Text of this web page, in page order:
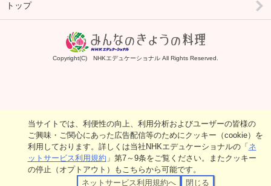
トップ
Copyright(C) NHKエデュケーショナル All Rights Reserved.
当サイトでは、利便性の向上、利用分析およびユーザーの皆様の
ご興味・ご関心にあった広告配信等のためにクッキー（cookie）を
利用しております。詳しくは当社NHKエデュケーショナルの「ネ
ットサービス利用規約 」第7～9条をご覧ください。またクッキー
の停止（オプトアウト）もこちらから可能です。
ネットサービス利用規約へ
閉じる